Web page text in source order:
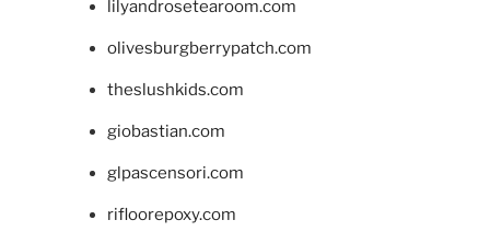
lilyandrosetearoom.com
olivesburgberrypatch.com
theslushkids.com
giobastian.com
glpascensori.com
rifloorepoxy.com